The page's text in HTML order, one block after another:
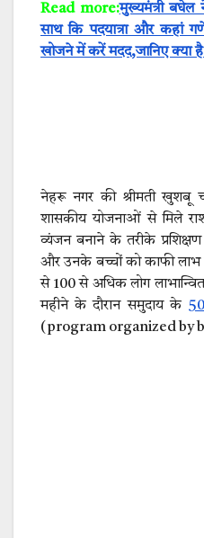
Read more:मुख्यमंत्री
साथ कि पदयात्रा और कहां
खोजने में करें मदद,जानिए क्या है
नेहरू नगर की श्रीमती खुशबू
शासकीय योजनाओं से मिले
व्यंजन बनाने के तरीके
और उनके बच्चों को काफी लाभ
से 100 से अधिक लोग
महीने के दौरान समुदाय के 50
(program organized by